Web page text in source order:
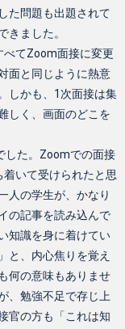
た問題も出題されて
きました。
べてZoom面接に変更
面と同じように熱意
しかも、1次面接は集
しく、画面のどこを
した。Zoomでの面接
いて受けられたと思
人の学生が、かなり
の記事を読み込んで
知識を身に着けてい
と、内心焦りを覚え
何の意味もありませ
、勉強不足で存じ上
官の方も「これは知